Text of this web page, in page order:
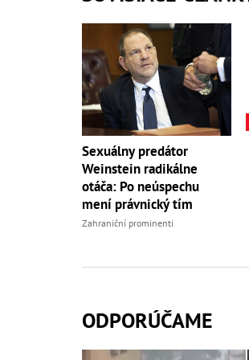
Sexuálny predátor
Weinstein radikálne
otáča: Po neúspechu
mení právnický tím
Zahraniční prominenti
ODPORÚČAME